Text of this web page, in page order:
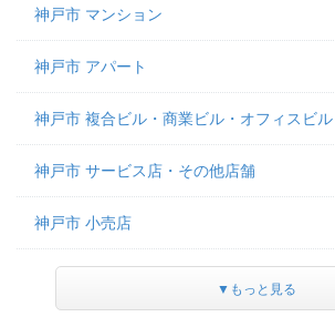
神戸市 マンション
神戸市 アパート
神戸市 複合ビル・商業ビル・オフィスビル
神戸市 サービス店・その他店舗
神戸市 小売店
▼もっと見る